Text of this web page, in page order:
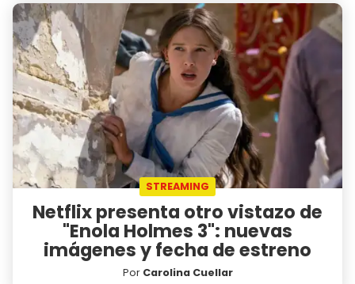
STREAMING
Netflix presenta otro vistazo de
"Enola Holmes 3": nuevas
imágenes y fecha de estreno
Por Carolina Cuellar